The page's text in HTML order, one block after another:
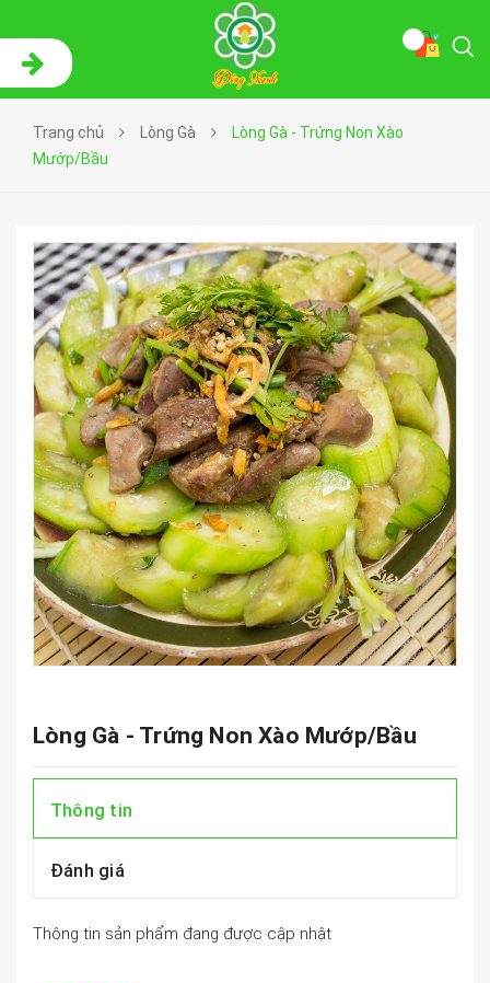
Trang chủ Lòng Gà
Lòng Gà - Trứng Non Xào
Mướp/Bầu
Lòng Gà - Trứng Non Xào Mướp/Bầu
Thông tin
Đánh giá
Thông tin sản phẩm đang được cập nhật